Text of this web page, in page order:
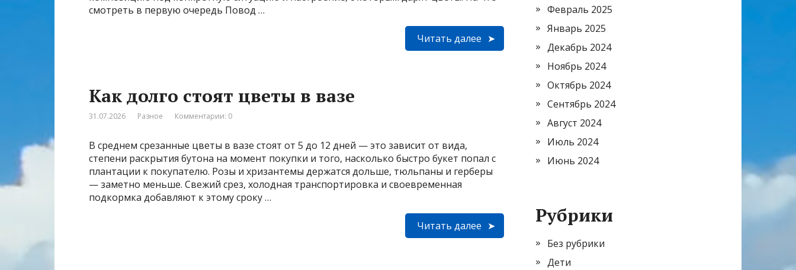
смотреть в первую очередь Повод …
Читать далее
Как долго стоят цветы в вазе
31.07.2026 Разное Комментарии: 0
В среднем срезанные цветы в вазе стоят от 5 до 12 дней — это зависит от вида,
степени раскрытия бутона на момент покупки и того, насколько быстро букет попал с
плантации к покупателю. Розы и хризантемы держатся дольше, тюльпаны и герберы
— заметно меньше. Свежий срез, холодная транспортировка и своевременная
подкормка добавляют к этому сроку …
Читать далее
Февраль 2025
Январь 2025
Декабрь 2024
Ноябрь 2024
Октябрь 2024
Сентябрь 2024
Август 2024
Июль 2024
Июнь 2024
Рубрики
Без рубрики
Дети